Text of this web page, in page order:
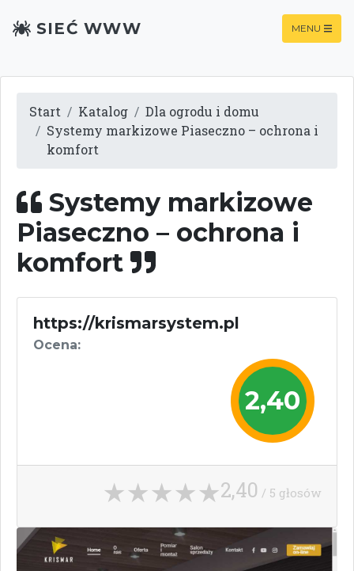
SIEĆ WWW MENU
Start Katalog
Dla ogrodu i domu
Systemy markizowe Piaseczno – ochrona i
komfort
Systemy markizowe
Piaseczno – ochrona i
komfort
https://krismarsystem.pl
Ocena:
2,40
2,40 / 5 głosów